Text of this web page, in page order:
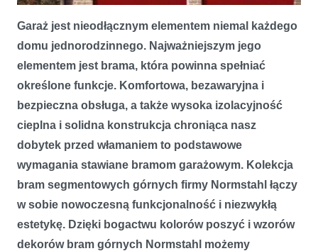
Linia bram segmentowych górnych firmy Normstahl – nowa
generacja bram garażowych
Garaż jest nieodłącznym elementem niemal każdego
domu jednorodzinnego. Najważniejszym jego
elementem jest brama, która powinna spełniać
określone funkcje. Komfortowa, bezawaryjna i
bezpieczna obsługa, a także wysoka izolacyjność
cieplna i solidna konstrukcja chroniąca nasz
dobytek przed włamaniem to podstawowe
wymagania stawiane bramom garażowym. Kolekcja
bram segmentowych górnych firmy Normstahl łączy
w sobie nowoczesną funkcjonalność i niezwykłą
estetykę. Dzięki bogactwu kolorów poszyć i wzorów
dekorów bram górnych Normstahl możemy